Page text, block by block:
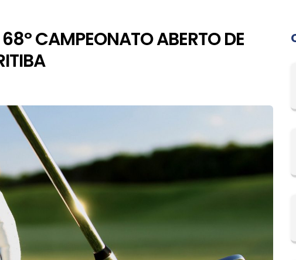
CAMPEONATO ABERTO DE